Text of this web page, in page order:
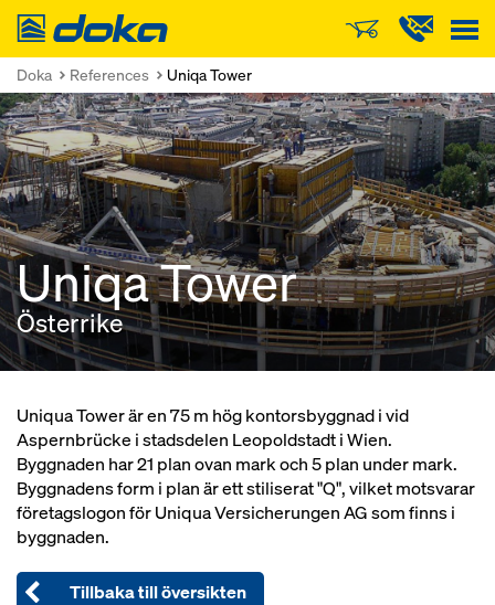
Doka
Doka References Uniqa Tower
Uniqa Tower
Österrike
Uniqua Tower är en 75 m hög kontorsbyggnad i vid
Aspernbrücke i stadsdelen Leopoldstadt i Wien.
Byggnaden har 21 plan ovan mark och 5 plan under mark.
Byggnadens form i plan är ett stiliserat "Q", vilket motsvarar
företagslogon för Uniqua Versicherungen AG som finns i
byggnaden.
Tillbaka till översikten